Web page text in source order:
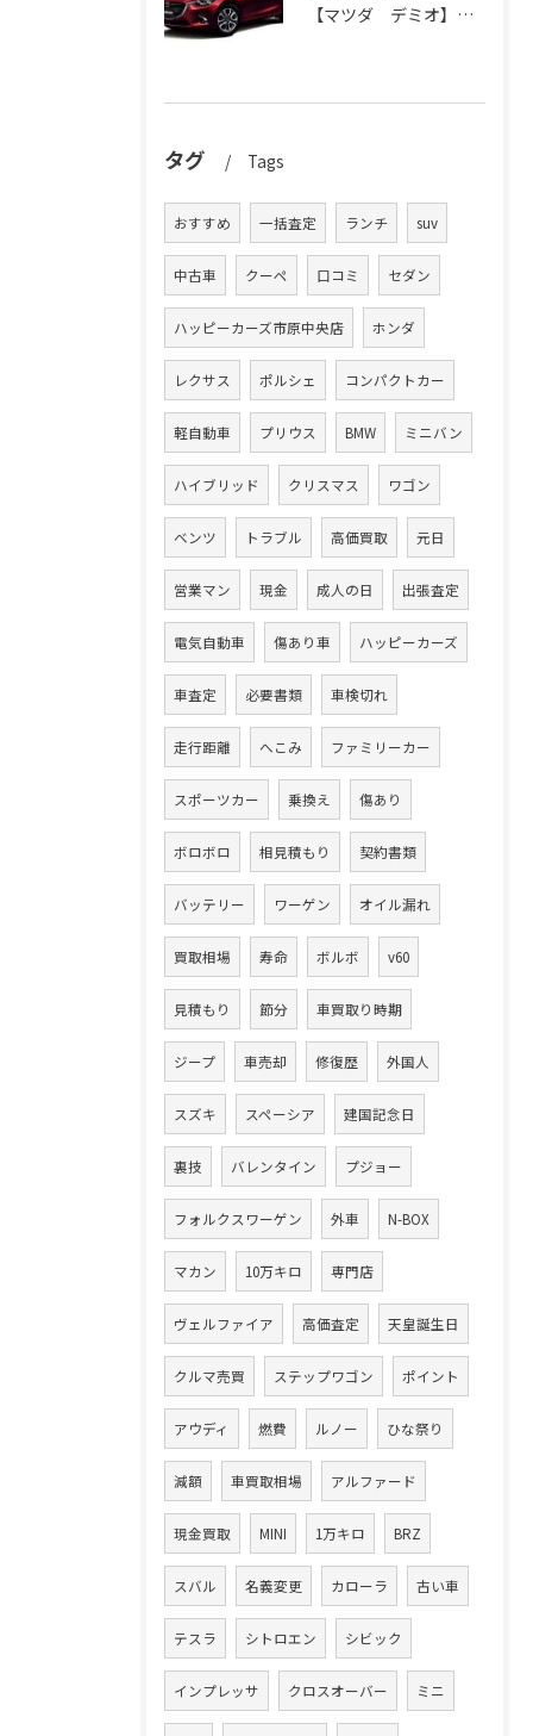
【マツダ デミオ】デミオの買取りはハッピーカーズ市原中央店におまかせ。
タグ Tags
おすすめ 一括査定 ランチ suv
中古車 クーペ 口コミ セダン
ハッピーカーズ市原中央店 ホンダ
レクサス ポルシェ コンパクトカー
軽自動車 プリウス BMW ミニバン
ハイブリッド クリスマス ワゴン
ベンツ トラブル 高価買取 元日
営業マン 現金 成人の日 出張査定
電気自動車 傷あり車 ハッピーカーズ
車査定 必要書類 車検切れ
走行距離 へこみ ファミリーカー
スポーツカー 乗換え 傷あり
ボロボロ 相見積もり 契約書類
バッテリー ワーゲン オイル漏れ
買取相場 寿命 ボルボ v60
見積もり 節分 車買取り時期
ジープ 車売却 修復歴 外国人
スズキ スペーシア 建国記念日
裏技 バレンタイン プジョー
フォルクスワーゲン 外車 N-BOX
マカン 10万キロ 専門店
ヴェルファイア 高価査定 天皇誕生日
クルマ売買 ステップワゴン ポイント
アウディ 燃費 ルノー ひな祭り
減額 車買取相場 アルファード
現金買取 MINI 1万キロ BRZ
スバル 名義変更 カローラ 古い車
テスラ シトロエン シビック
インプレッサ クロスオーバー ミニ